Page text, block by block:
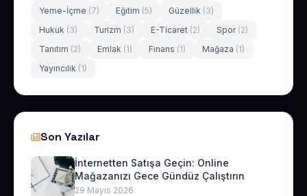
Yeme-İçme (7) Eğitim (5) Güzellik (3)
Hukuk (3) Turizm (3) E-Ticaret (2) Spor (2)
Tanıtım (2) Emlak (1) Finans (1) Mağaza (1)
Yayıncılık (1)
Son Yazılar
İnternetten Satışa Geçin: Online
Mağazanızı Gece Gündüz Çalıştırın
29 Mayıs 2026